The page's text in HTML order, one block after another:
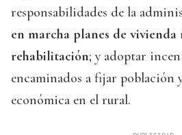
responsabilidades de la
en marcha planes de vivienda
rehabilitación; y adoptar
encaminados a fijar población
económica en el rural.